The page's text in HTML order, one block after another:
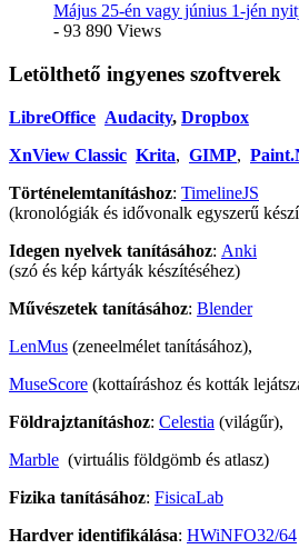
Május 25-én vagy június 1-jén
- 93 890 Views
Letölthető ingyenes szoftverek
LibreOffice Audacity, Dropbox
XnView Classic Krita, GIMP,
Történelemtanításhoz: TimelineJS
(kronológiák és idővonalk egyszerű
Idegen nyelvek tanításához: Anki
(szó és kép kártyák készítéséhez)
Művészetek tanításához: Blender
LenMus (zeneelmélet tanításához),
MuseScore (kottaíráshoz és kották
Földrajztanításhoz: Celestia (világűr),
Marble (virtuális földgömb és atlasz)
Fizika tanításához: FisicaLab
Hardver identifikálása: HWiNFO32/64